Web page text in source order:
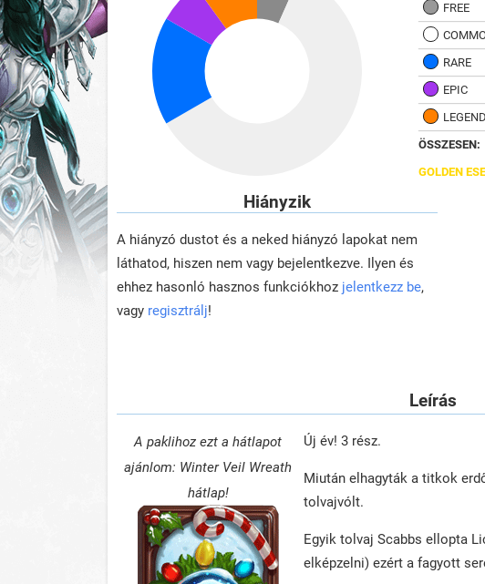
FREE
RARE
EPIC
ÖSSZESEN:
GOLDEN
Hiányzik
A hiányzó dustot és a neked hiányzó lapokat nem
láthatod, hiszen nem vagy bejelentkezve. Ilyen és
ehhez hasonló hasznos funkciókhoz jelentkezz be,
vagy regisztrálj!
Leírás
A paklihoz ezt a hátlapot
ajánlom: Winter Veil Wreath
hátlap!
Új év! 3 rész.
Miután elhagyták a titkok
tolvajvólt.
Egyik tolvaj Scabbs ellopta
elképzelni) ezért a fagyott